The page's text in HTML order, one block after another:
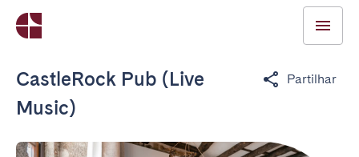
CastleRock Pub (Live
Music)
Partilhar